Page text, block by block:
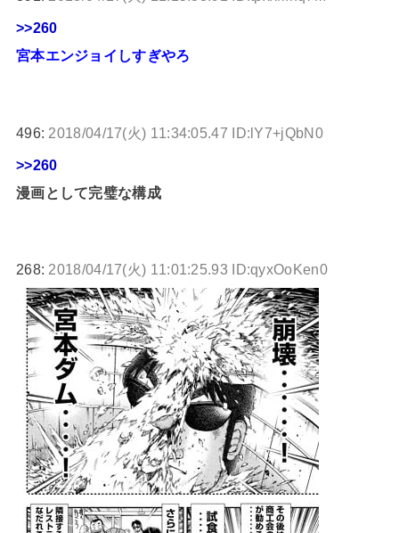
>>260
宮本エンジョイしすぎやろ
496: 2018/04/17(火) 11:34:05.47 ID:lY7+jQbN0
>>260
漫画として完璧な構成
268: 2018/04/17(火) 11:01:25.93 ID:qyxOoKen0